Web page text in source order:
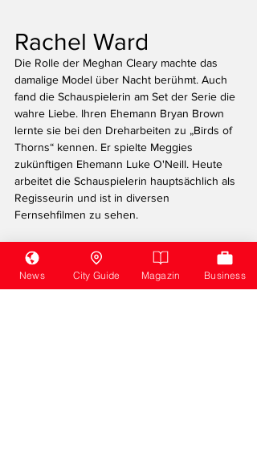
Rachel Ward
Die Rolle der Meghan Cleary machte das
damalige Model über Nacht berühmt. Auch
fand die Schauspielerin am Set der Serie die
wahre Liebe. Ihren Ehemann Bryan Brown
lernte sie bei den Dreharbeiten zu „Birds of
Thorns“ kennen. Er spielte Meggies
zukünftigen Ehemann Luke O'Neill. Heute
arbeitet die Schauspielerin hauptsächlich als
Regisseurin und ist in diversen
Fernsehfilmen zu sehen.
weiter
News City Guide Magazin Business